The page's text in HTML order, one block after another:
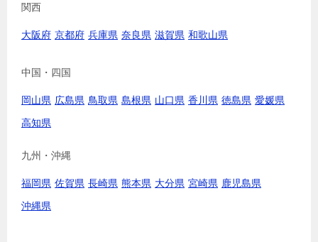
関西
大阪府 京都府 兵庫県 奈良県 滋賀県 和歌山県
中国・四国
岡山県 広島県 鳥取県 島根県 山口県 香川県 徳島県 愛媛県
高知県
九州・沖縄
福岡県 佐賀県 長崎県 熊本県 大分県 宮崎県 鹿児島県
沖縄県